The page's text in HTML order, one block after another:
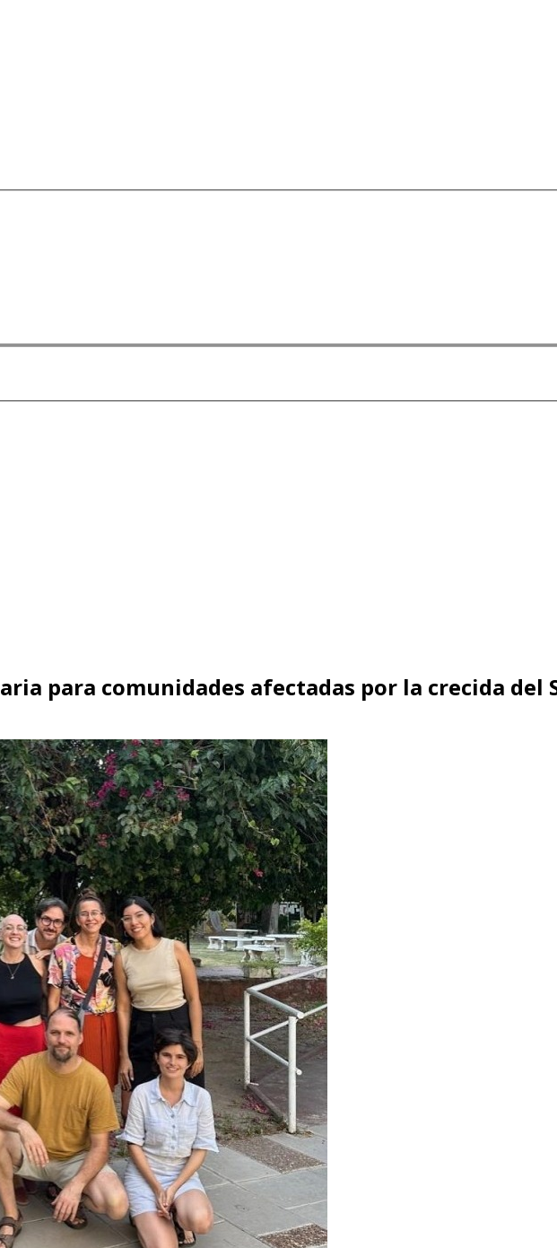
para comunidades afectadas por la crecida del